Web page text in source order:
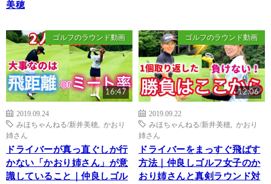
美穂
ゴルフのラウンド動画
16:47
2019.09.24
みほちゃんねる/新井美穂
かおり
姉さん
ドライバーが真っ直ぐしか行
かない「かおり姉さん」が意
識していること｜仲良しゴル
ゴルフのラウンド動画
12:06
2019.09.22
みほちゃんねる/新井美穂
かおり
姉さん
ドライバーをまっすぐ飛ばす
方法｜仲良しゴルフ女子のか
おり姉さんと真剣ラウンド対